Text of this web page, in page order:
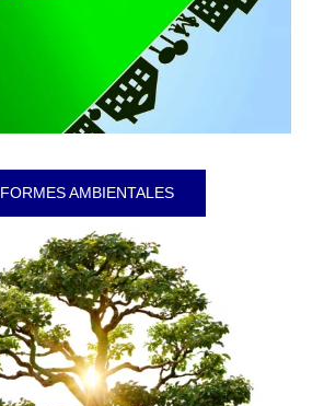
AMBIENTALES